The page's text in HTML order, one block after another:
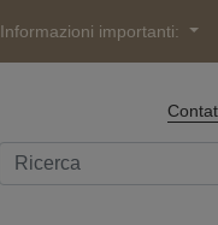
Informazioni importanti: